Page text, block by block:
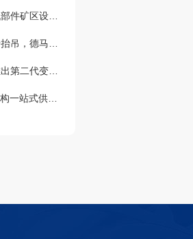
德马格起重机部件矿区设备搬运应用
三钩齐下同步抬吊，德马格KBK起重机生产波纹管应用
德马格即将推出第二代变频环链葫芦DCS-II
KBK与支撑结构一站式供应，德马格推出自立式钢结构系统(FSS)